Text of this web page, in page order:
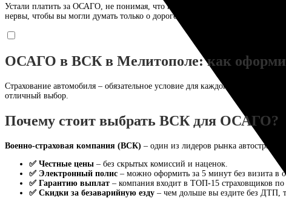
Устали платить за ОСАГО, не понимая, что получаете? ВСК — это не
нервы, чтобы вы могли думать только о дороге. Ваша безопасность —
ОСАГО в ВСК в Мелитополе: как
Страхование автомобиля – обязательное условие для каждого
отличный выбор.
Почему стоит выбрать ВСК для ОСАГО?
Военно-страховая компания (ВСК) – один из лидеров рынка
✅ Честные цены – без скрытых комиссий и наценок.
✅ Электронный полис – можно оформить за 5 минут без визита в
✅ Гарантию выплат – компания входит в ТОП-15 страховщиков по
✅ Скидки за безаварийную езду – чем дольше вы ездите без ДТП,